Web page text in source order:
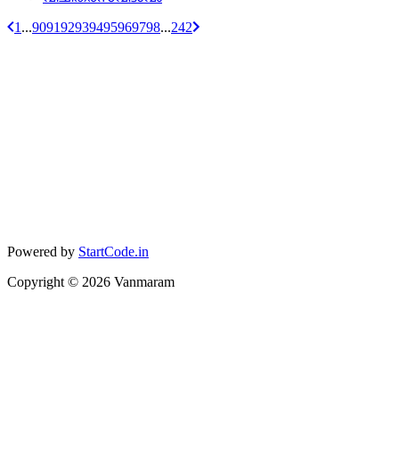
1 ...909192939495969798...242
Powered by StartCode.in
Copyright © 2026 Vanmaram